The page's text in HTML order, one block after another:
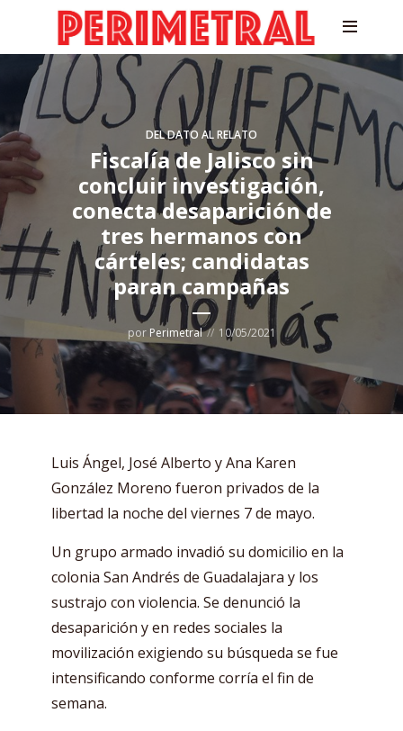
DEL DATO AL RELATO
Fiscalía de Jalisco sin
concluir investigación,
conecta desaparición de
tres hermanos con
cárteles; candidatas
paran campañas
por Perimetral 10/05/2021
Luis Ángel, José Alberto y Ana Karen
González Moreno fueron privados de la
libertad la noche del viernes 7 de mayo.
Un grupo armado invadió su domicilio en la
colonia San Andrés de Guadalajara y los
sustrajo con violencia. Se denunció la
desaparición y en redes sociales la
movilización exigiendo su búsqueda se fue
intensificando conforme corría el fin de
semana.